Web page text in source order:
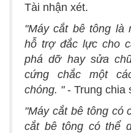
Tài nhận xét.
"Máy cắt bê tông là
hỗ trợ đắc lực cho
phá dỡ hay sửa
cứng chắc một
chóng. "- Trung chia
"Máy cắt bê tông có
cắt bê tông có thể